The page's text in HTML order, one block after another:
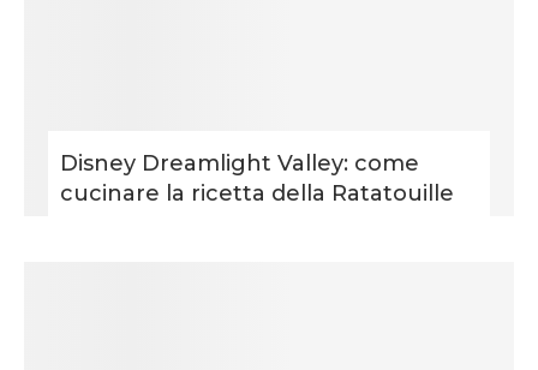
Disney Dreamlight Valley: come
cucinare la ricetta della Ratatouille